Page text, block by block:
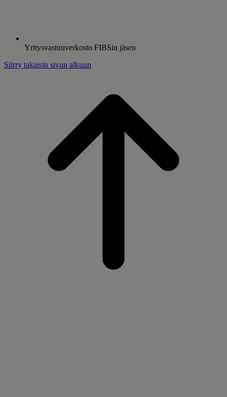
Yritysvastuuverkosto FIBSin jäsen
Siirry takaisin sivun alkuun